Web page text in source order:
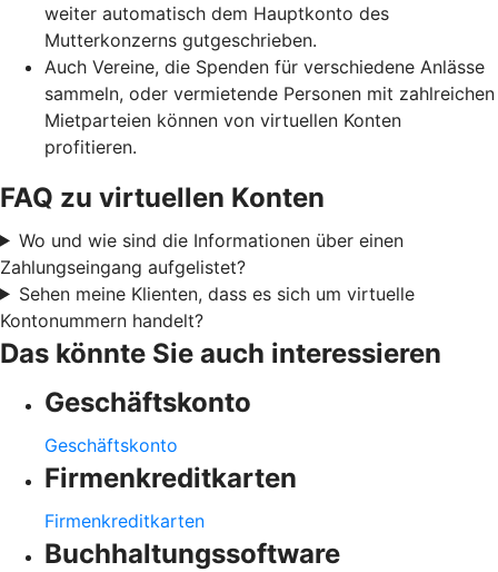
weiter automatisch dem Hauptkonto des
Mutterkonzerns gutgeschrieben.
Auch Vereine, die Spenden für verschiedene Anlässe
sammeln, oder vermietende Personen mit zahlreichen
Mietparteien können von virtuellen Konten
profitieren.
FAQ zu virtuellen Konten
Wo und wie sind die Informationen über einen
Zahlungseingang aufgelistet?
Sehen meine Klienten, dass es sich um virtuelle
Kontonummern handelt?
Das könnte Sie auch interessieren
Geschäftskonto
Geschäftskonto
Firmenkreditkarten
Firmenkreditkarten
Buchhaltungssoftware